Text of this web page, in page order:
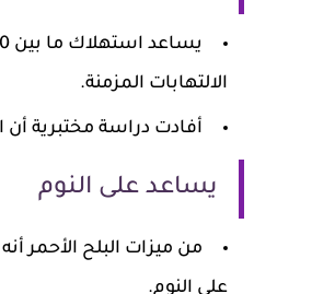
الالتهابات المزمنة.
أفادت دراسة مختبرية أن
يساعد على النوم
من ميزات البلح الأحمر
على النوم.